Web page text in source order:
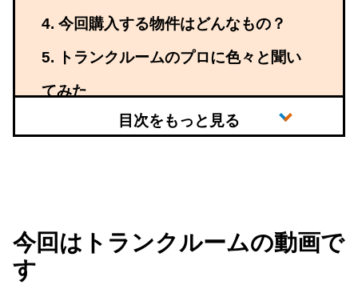
今回購入する物件はどんなもの？
トランクルームのプロに色々と聞い
てみた
今回はトランクルームの動画で
す